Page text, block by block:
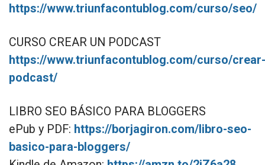
https://www.triunfacontublog.com/curso/seo/
CURSO CREAR UN PODCAST
https://www.triunfacontublog.com/curso/crear-
podcast/
LIBRO SEO BÁSICO PARA BLOGGERS
ePub y PDF: https://borjagiron.com/libro-seo-
basico-para-bloggers/